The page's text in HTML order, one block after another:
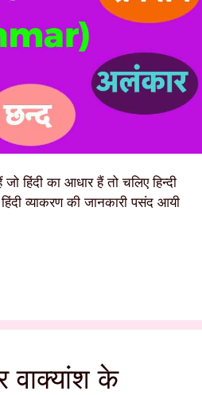
हिंदी का आधार हैं तो चलिए हिन्दी
व्याकरण की जानकारी पसंद आयी
वाक्यांश के